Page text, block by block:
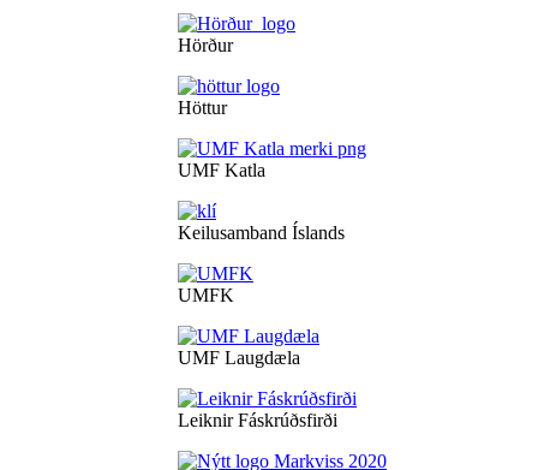
Hörður
Höttur
UMF Katla
Keilusamband Íslands
UMFK
UMF Laugdæla
Leiknir Fáskrúðsfirði